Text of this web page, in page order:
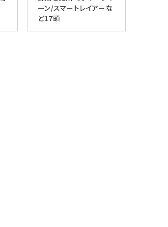
ーン/スマートレイアーな
ど17頭